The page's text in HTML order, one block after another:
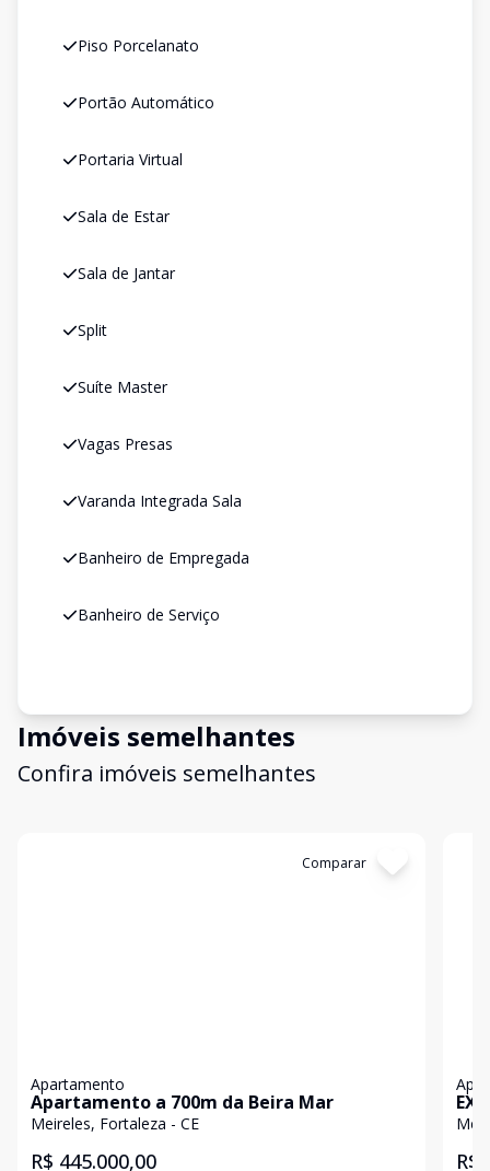
Piso Porcelanato
Portão Automático
Portaria Virtual
Sala de Estar
Sala de Jantar
Split
Suíte Master
Vagas Presas
Varanda Integrada Sala
Banheiro de Empregada
Banheiro de Serviço
Imóveis semelhantes
Confira imóveis semelhantes
Comparar
Apartamento
Apartamento a 700m da Beira Mar
Meireles, Fortaleza - CE
R$ 445.000,00 R$